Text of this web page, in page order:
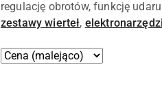
regulację obrotów, funkcję
zestawy wierteł,
Zastosowano
Sortuj